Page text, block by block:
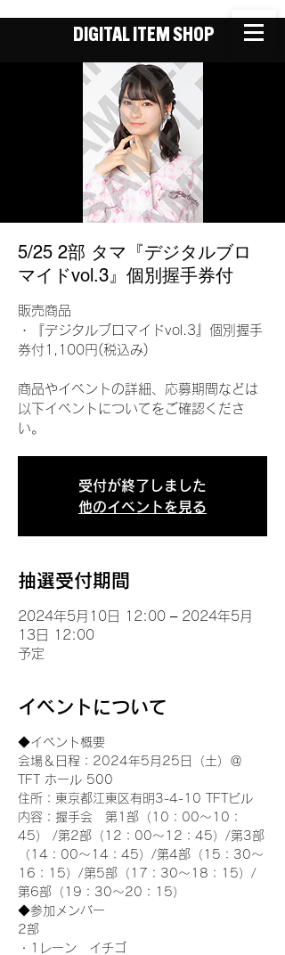
DIGITAL ITEM SHOP
5/25 2部 タマ『デジタルブロ
マイドvol.3』個別握手券付
販売商品
・『デジタルブロマイドvol.3』個別握手
券付1,100円(税込み)
商品やイベントの詳細、応募期間などは
以下イベントについてをご確認くださ
い。
受付が終了しました
他のイベントを見る
抽選受付期間
2024年5月10日 12:00 – 2024年5月
13日 12:00
予定
イベントについて
◆イベント概要
会場＆日程：2024年5月25日（土）＠
TFT ホール 500
住所：東京都江東区有明3-4-10 TFTビル
内容：握手会　第1部（10：00～10：
45） /第2部（12：00～12：45）/第3部
（14：00～14：45）/第4部（15：30～
16：15）/第5部（17：30～18：15）/
第6部（19：30～20：15）
◆参加メンバー
2部
・1レーン　イチゴ